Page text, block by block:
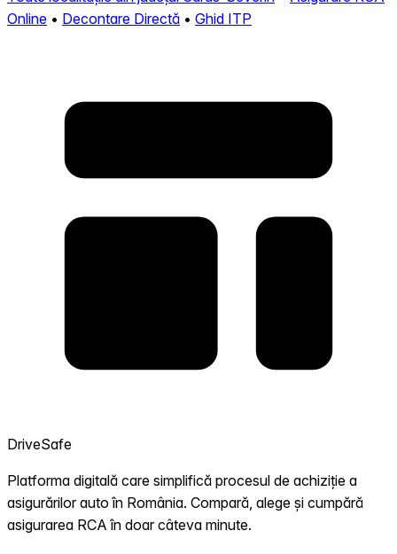
Online • Decontare Directă • Ghid ITP
DriveSafe
Platforma digitală care simplifică procesul de achiziție a
asigurărilor auto în România. Compară, alege și cumpără
asigurarea RCA în doar câteva minute.